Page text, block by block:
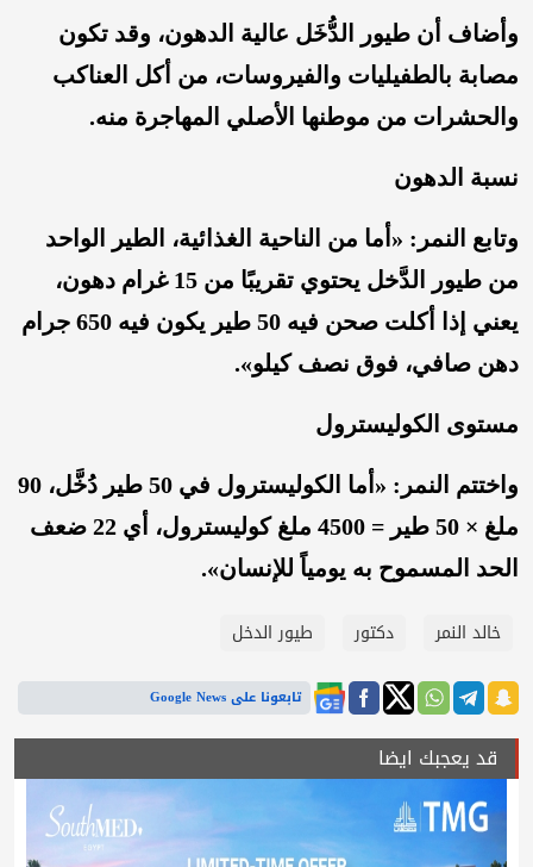
وأضاف أن طيور الدُّخَل عالية الدهون، وقد تكون
مصابة بالطفيليات والفيروسات، من أكل العناكب
والحشرات من موطنها الأصلي المهاجرة منه.
نسبة الدهون
وتابع النمر: «أما من الناحية الغذائية، الطير الواحد
من طيور الدَّخل يحتوي تقريبًا من 15 غرام دهون،
يعني إذا أكلت صحن فيه 50 طير يكون فيه 650 جرام
دهن صافي، فوق نصف كيلو».
مستوى الكوليسترول
واختتم النمر: «أما الكوليسترول في 50 طير دُخَّل، 90
ملغ × 50 طير = 4500 ملغ كوليسترول، أي 22 ضعف
الحد المسموح به يومياً للإنسان».
خالد النمر دكتور طيور الدخل
تابعونا على Google News
قد يعجبك ايضا